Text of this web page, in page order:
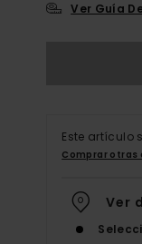
Ver Guía
Este artículo
Comprar otras
Ver